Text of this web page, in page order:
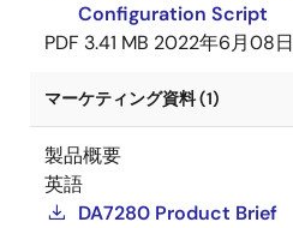
Configuration Script
PDF 3.41 MB 2022年6月08日
マーケティング資料 (1)
製品概要
英語
DA7280 Product Brief